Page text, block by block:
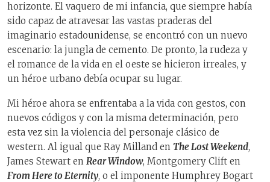
horizonte. El vaquero de mi infancia, que siempre había
sido capaz de atravesar las vastas praderas del
imaginario estadounidense, se encontró con un nuevo
escenario: la jungla de cemento. De pronto, la rudeza y
el romance de la vida en el oeste se hicieron irreales, y
un héroe urbano debía ocupar su lugar.
Mi héroe ahora se enfrentaba a la vida con gestos, con
nuevos códigos y con la misma determinación, pero
esta vez sin la violencia del personaje clásico de
western. Al igual que Ray Milland en The Lost Weekend,
James Stewart en Rear Window, Montgomery Clift en
From Here to Eternity, o el imponente Humphrey Bogart